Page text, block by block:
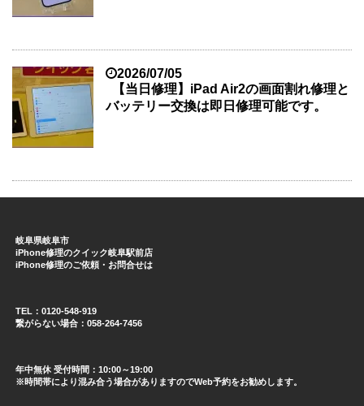
2026/07/05
【当日修理】iPad Air2の画面割れ修理と
バッテリー交換は即日修理可能です。
岐阜県岐阜市
iPhone修理のクイック岐阜駅前店
iPhone修理のご依頼・お問合せは
TEL：0120-548-919
繋がらない場合：058-264-7456
年中無休 受付時間：10:00～19:00
※時間帯により混み合う場合がありますのでWeb予約をお勧めします。